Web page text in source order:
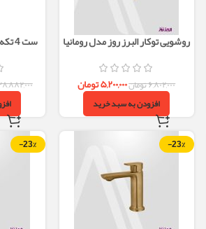
روشویی توکار البرز روز مدل رومانیا
۶,۸۰۲,۰۰۰تومان۵,۲۰۰,۰۰۰تومان
افزودن به سبد خرید
ست
-23%
-23%